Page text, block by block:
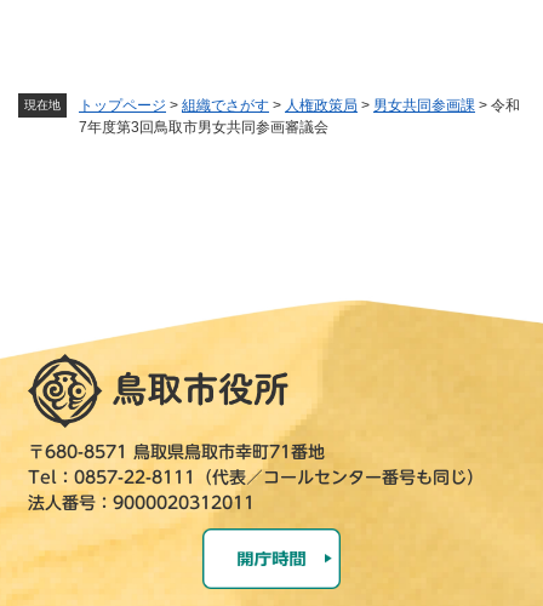
現在地 トップページ > 組織でさがす > 人権政策局 > 男女共同参画課 > 令和
7年度第3回鳥取市男女共同参画審議会
〒680-8571 鳥取県鳥取市幸町71番地
Tel：0857-22-8111（代表／コールセンター番号も同じ）
法人番号：9000020312011